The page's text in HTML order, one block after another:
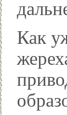
Как